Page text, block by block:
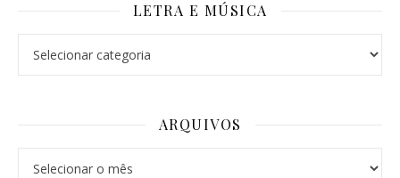
LETRA E MÚSICA
ARQUIVOS